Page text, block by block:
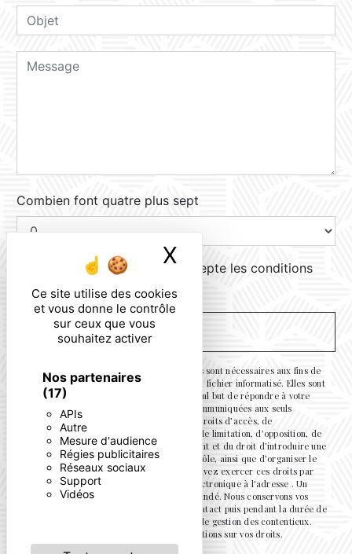
Ce site utilise des cookies
et vous donne le contrôle
sur ceux que vous
souhaitez activer
Nos partenaires
(17)
APIs
Autre
Mesure d'audience
Régies publicitaires
Réseaux sociaux
Support
Vidéos
X Masquer le
Combien font quatre plus sept
En cochant cette case, j'accepte les conditions
particulières ci-dessous **
ENVOYER
** Les données personnelles communiquées sont nécessaires aux fins de
vous contacter et sont enregistrées dans un fichier informatisé. Elles sont
destinées à et ses sous-traitants dans le seul but de répondre à votre
message. Les données collectées seront communiquées aux seuls
destinataires suivants: . Vous disposez de droits d’accès, de
rectification, d’effacement, de portabilité, de limitation, d’opposition, de
retrait de votre consentement à tout moment et du droit d’introduire une
réclamation auprès d’une autorité de contrôle, ainsi que d’organiser le
sort de vos données post-mortem. Vous pouvez exercer ces droits par
voie postale à l'adresse ou par courrier électronique à l'adresse . Un
justificatif d'identité pourra vous être demandé. Nous conservons vos
données pendant la période de prise de contact puis pendant la durée de
prescription légale aux fins probatoires et de gestion des contentieux.
Consultez le site cnil.fr pour plus d’informations sur vos droits.